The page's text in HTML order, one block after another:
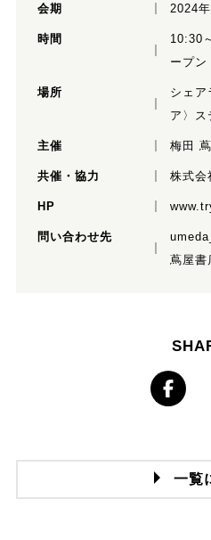
会期 2024
時間
10:30
ープン
場所
シェア
ア〉ス
主催 梅田
共催・協力 株式会
HP
問い合わせ先
蔦屋書
一覧